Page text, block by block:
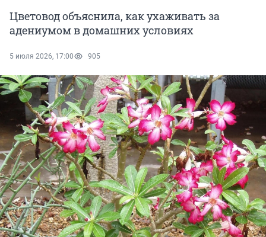
Цветовод объяснила, как ухаживать за
адениумом в домашних условиях
5 июля 2026, 17:00 905